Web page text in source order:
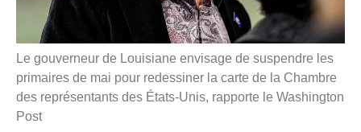
Le gouverneur de Louisiane envisage de suspendre les
primaires de mai pour redessiner la carte de la Chambre
des représentants des États-Unis, rapporte le Washington
Post